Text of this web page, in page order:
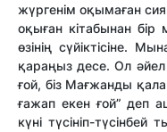
жүргенім оқымаған
оқыған кітабынан бір
өзінің сүйіктісіне.
қараңыз десе. Ол әйел
ғой, біз Мағжанды
ғажап екен ғой” деп
күні түсініп-